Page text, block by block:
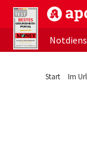
Start Im